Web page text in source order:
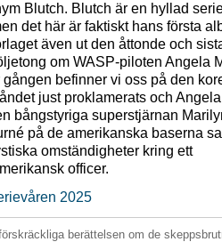
Blutch. Blutch är en hyllad
det här är faktiskt hans första
även ut den åttonde och
om WASP-piloten Angela
gången befinner vi oss på den
just proklamerats och
bångstyriga superstjärnan
på de amerikanska baserna
omständigheter kring ett
officer.
2025
berättelsen om de